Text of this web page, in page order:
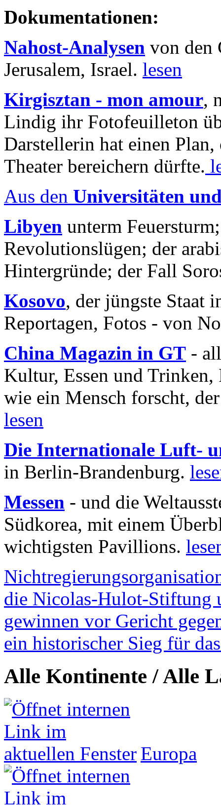
Dokumentationen:
Nahost-Analysen von den
Jerusalem, Israel. lesen
Kirgisztan - mon amour,
Lindig ihr Fotofeuilleton
Darstellerin hat einen Plan,
Theater bereichern dürfte.
Aus den Universitäten
Libyen unterm
Revolutionslügen; der
Hintergründe; der Fall
Kosovo, der jüngste Staat
Reportagen, Fotos - von
China Magazin in GT -
Kultur, Essen und
wie ein Mensch forscht,
lesen
Die Internationale Luft-
in Berlin-Brandenburg.
Messen - und die
Südkorea, mit einem
wichtigsten Pavillions.
die Nicolas-Hulot-Stiftung
gewinnen vor Gericht
ein historischer Sieg für
Alle Kontinente / Alle
Europa